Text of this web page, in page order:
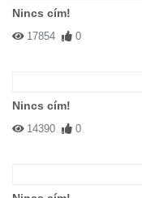
Nincs cím!
17854 0
Nincs cím!
14390 0